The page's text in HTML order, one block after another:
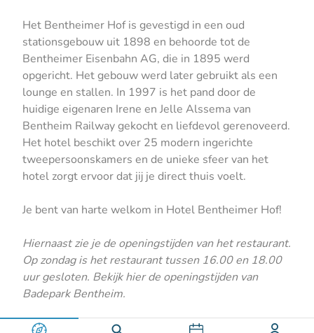
Het Bentheimer Hof is gevestigd in een oud
stationsgebouw uit 1898 en behoorde tot de
Bentheimer Eisenbahn AG, die in 1895 werd
opgericht. Het gebouw werd later gebruikt als een
lounge en stallen. In 1997 is het pand door de
huidige eigenaren Irene en Jelle Alssema van
Bentheim Railway gekocht en liefdevol gerenoveerd.
Het hotel beschikt over 25 modern ingerichte
tweepersoonskamers en de unieke sfeer van het
hotel zorgt ervoor dat jij je direct thuis voelt.
Je bent van harte welkom in Hotel Bentheimer Hof!
Hiernaast zie je de openingstijden van het restaurant.
Op zondag is het restaurant tussen 16.00 en 18.00
uur gesloten. Bekijkhierde openingstijden van
Badepark Bentheim.